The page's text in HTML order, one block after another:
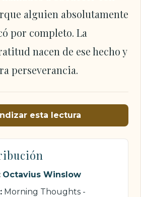
alguien absolutamente
por completo. La
nacen de ese hecho y
perseverancia.
esta lectura
Octavius Winslow
Morning Thoughts -